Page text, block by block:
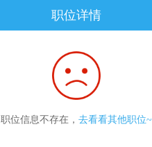
职位详情
职位信息不存在， 去看看其他职位~